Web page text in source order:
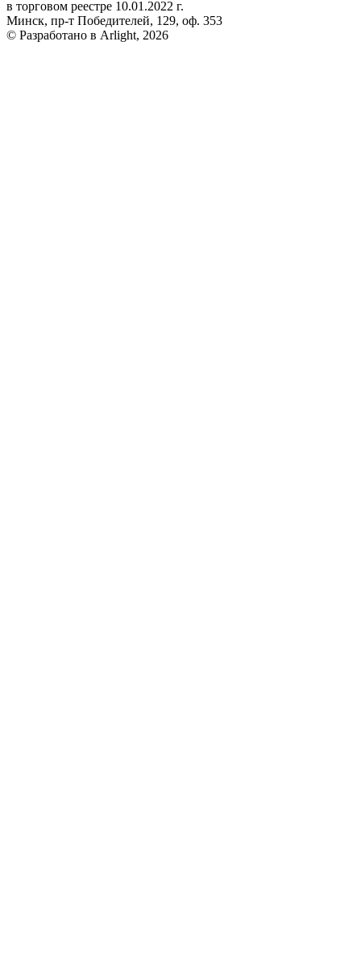
в торговом реестре 10.01.2022 г.
Минск, пр-т Победителей, 129, оф. 353
© Разработано в Arlight, 2026